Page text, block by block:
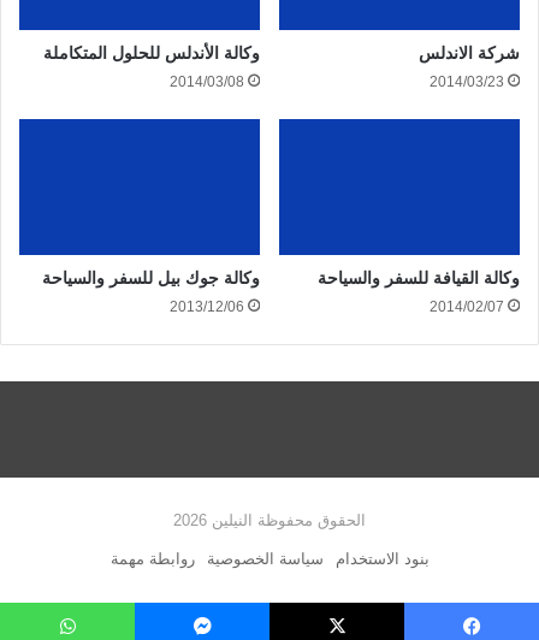
شركة الاندلس
2014/03/23
وكالة الأندلس للحلول المتكاملة
2014/03/08
وكالة القيافة للسفر والسياحة
2014/02/07
وكالة جوك بيل للسفر والسياحة
2013/12/06
الحقوق محفوظة النيلين 2026
بنود الاستخدام سياسة الخصوصية روابطة مهمة